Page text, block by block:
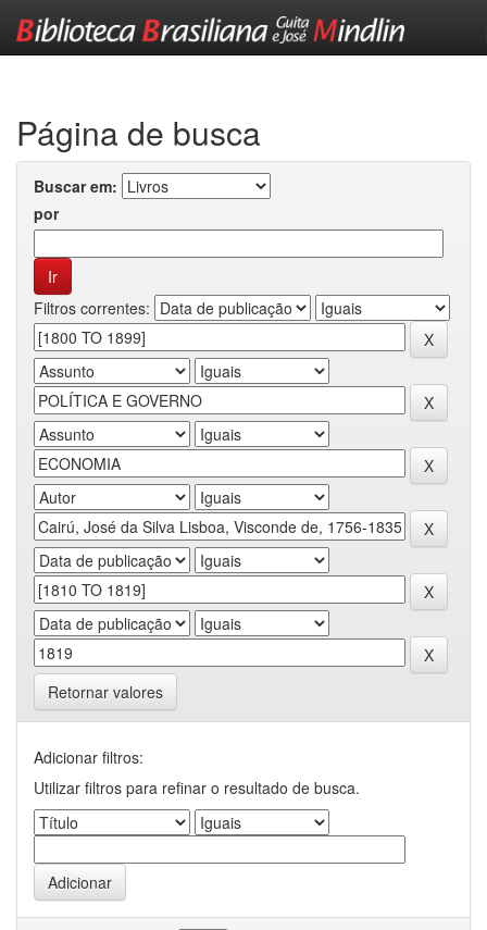
Página de busca
Buscar em:
por
Filtros correntes:
Retornar valores
Adicionar filtros:
Utilizar filtros para refinar o resultado de busca.